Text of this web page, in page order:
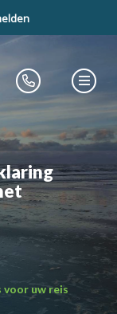
voor uw reis